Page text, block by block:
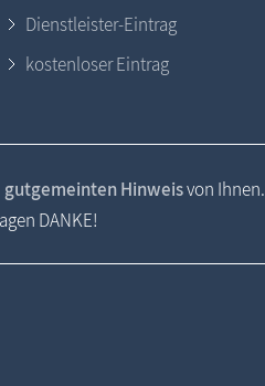
Dienstleister-Eintrag
kostenloser Eintrag
gutgemeinten Hinweisvon Ihnen.
DANKE!